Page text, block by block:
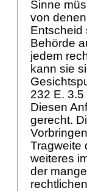
Sinne
von
Entscheid
Behörde
jedem
kann sie
232 E.
Diesen
gerecht.
Tragweite
weiteres
der